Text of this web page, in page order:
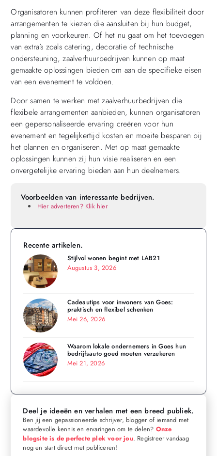
Organisatoren kunnen profiteren van deze flexibiliteit door
arrangementen te kiezen die aansluiten bij hun budget,
planning en voorkeuren. Of het nu gaat om het toevoegen
van extra’s zoals catering, decoratie of technische
ondersteuning, zaalverhuurbedrijven kunnen op maat
gemaakte oplossingen bieden om aan de specifieke eisen
van een evenement te voldoen.
Door samen te werken met zaalverhuurbedrijven die
flexibele arrangementen aanbieden, kunnen organisatoren
een gepersonaliseerde ervaring creëren voor hun
evenement en tegelijkertijd kosten en moeite besparen bij
het plannen en organiseren. Met op maat gemaakte
oplossingen kunnen zij hun visie realiseren en een
onvergetelijke ervaring bieden aan hun deelnemers.
Voorbeelden van interessante bedrijven.
Hier adverteren? Klik hier
Recente artikelen.
Stijlvol wonen begint met LAB21
Augustus 3, 2026
Cadeautips voor inwoners van Goes:
praktisch en flexibel schenken
Mei 26, 2026
Waarom lokale ondernemers in Goes hun
bedrijfsauto goed moeten verzekeren
Mei 21, 2026
Deel je ideeën en verhalen met een breed publiek.
Ben jij een gepassioneerde schrijver, blogger of iemand met
waardevolle kennis en ervaringen om te delen? Onze
blogsite is de perfecte plek voor jou. Registreer vandaag
nog en start direct met publiceren!